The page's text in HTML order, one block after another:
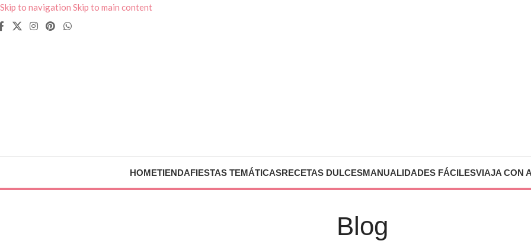
Skip to navigation Skip to main content
HOMETIENDAFIESTAS TEMÁTICASRECETAS DULCESMANUALIDADES FÁCILESVIAJA CON
Blog